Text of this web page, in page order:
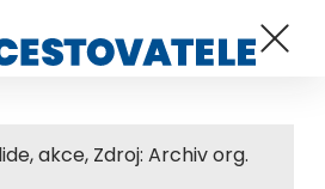
akce, Zdroj: Archiv org.